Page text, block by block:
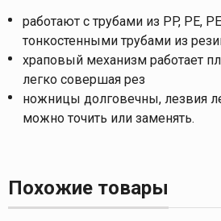
работают с трубами из PP, PE,
тонкостенными трубами из
храповый механизм работает
легко совершая рез
ножницы долговечны, лезвия
можно точить или заменять.
Похожие товары